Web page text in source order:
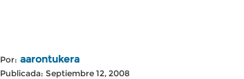
Por: aarontukera
Publicada: Septiembre 12, 2008